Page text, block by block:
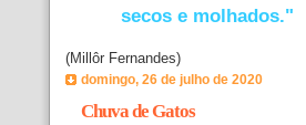
secos e molhados."
(Millôr Fernandes)
domingo, 26 de julho de 2020
Chuva de Gatos